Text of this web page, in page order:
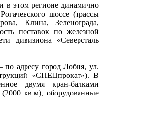
в этом регионе динамично
шоссе (трассы
Клина, Зеленограда,
поставок по железной
дивизиона «Северсталь
адресу город Лобня, ул.
«СПЕЦпрокат»). В
двумя кран-балками
кв.м), оборудованные